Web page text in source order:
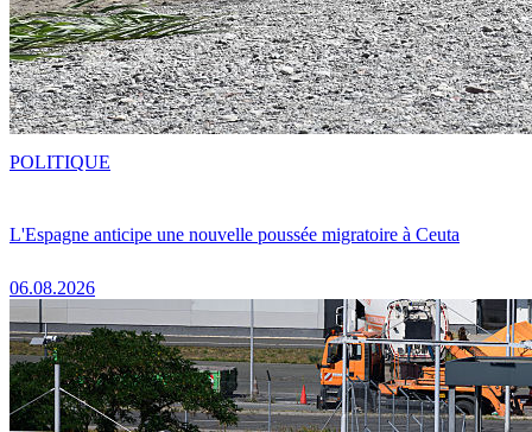
L'Espagne anticipe une nouvelle poussée migratoire à Ceuta
06.08.2026
POLITIQUE